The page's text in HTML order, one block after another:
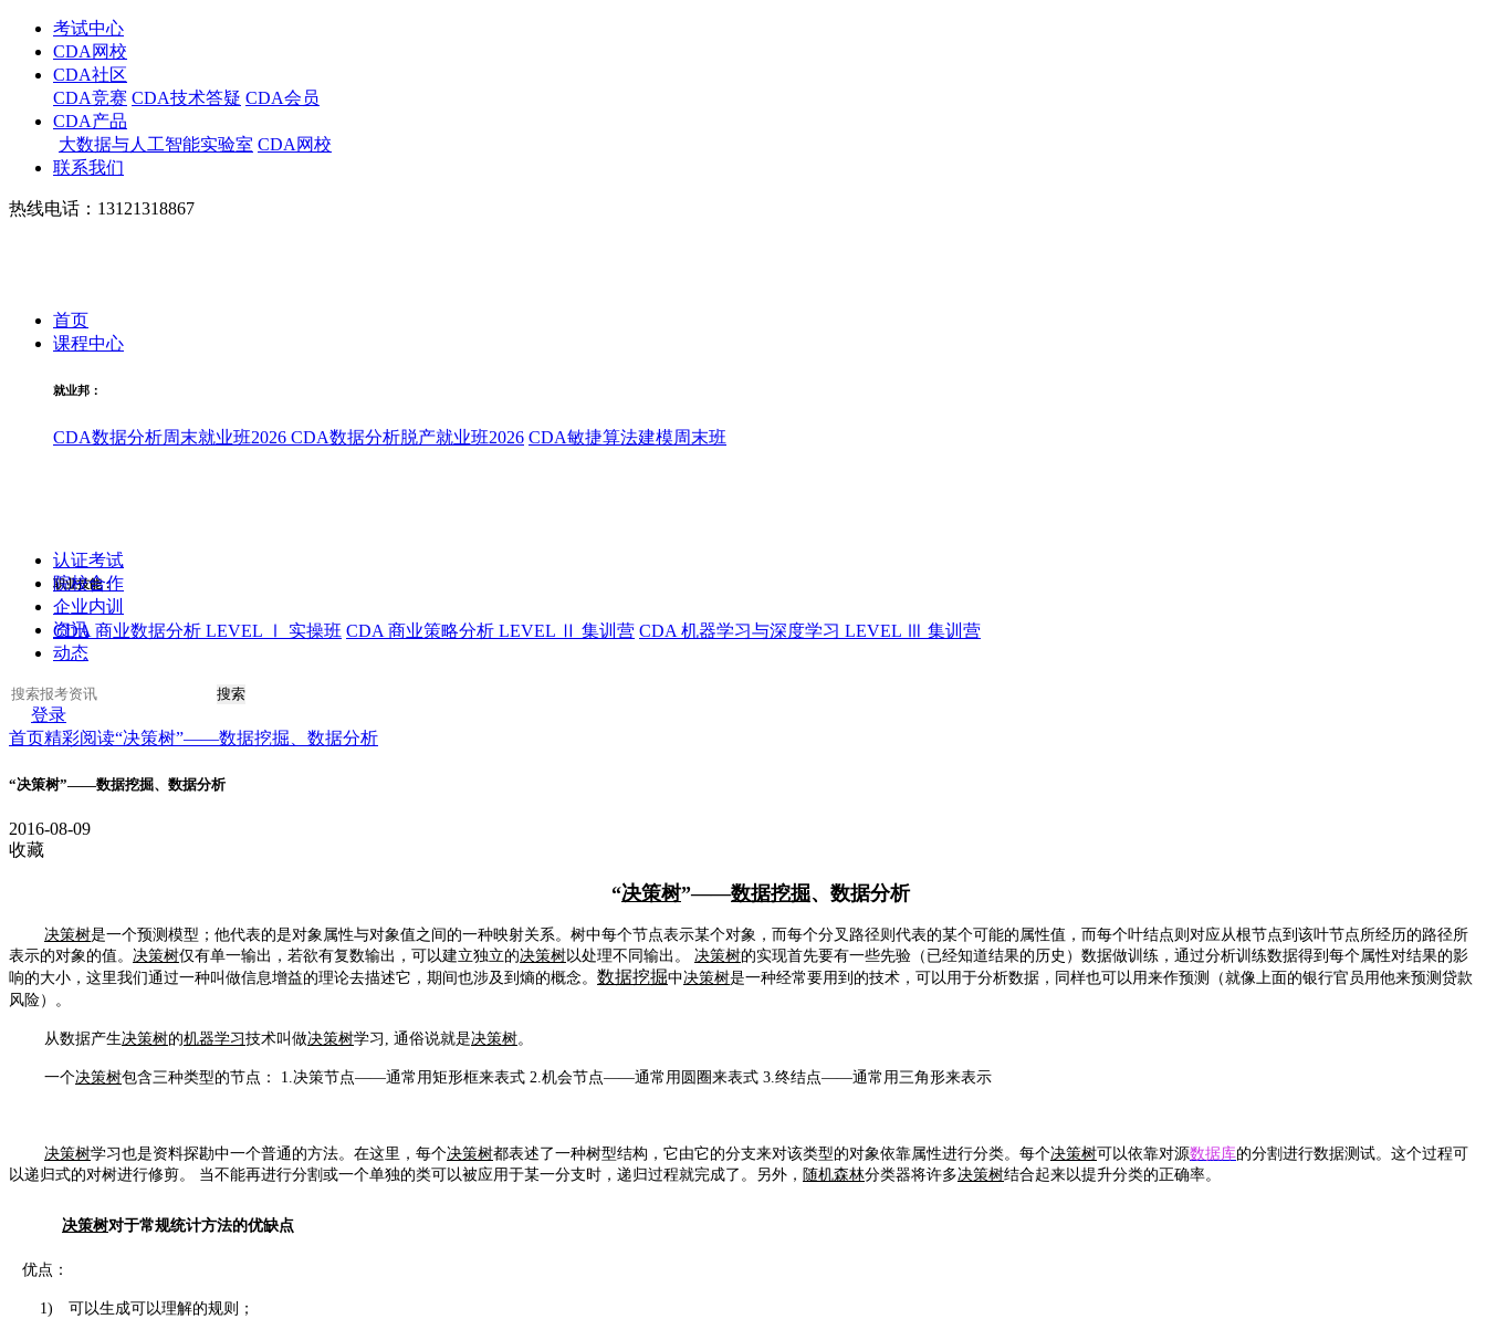
考试中心
CDA网校
CDA社区
CDA竞赛 CDA技术答疑 CDA会员
CDA产品
大数据与人工智能实验室 CDA网校
联系我们
热线电话：13121318867
首页
课程中心
就业邦：
CDA数据分析周末就业班2026 CDA数据分析脱产就业班2026 CDA敏捷算法建模周末班
职业技能：
CDA 商业数据分析 LEVEL Ⅰ 实操班 CDA 商业策略分析 LEVEL Ⅱ 集训营 CDA 机器学习与深度学习 LEVEL Ⅲ 集训营
认证考试
院校合作
企业内训
资讯
动态
搜索
登录
首页精彩阅读“决策树”——数据挖掘、数据分析
“决策树”——数据挖掘、数据分析
2016-08-09
收藏
“决策树”——数据挖掘、数据分析
决策树是一个预测模型；他代表的是对象属性与对象值之间的一种映射关系。树中每个节点表示某个对象，而每个分叉路径则代表的某个可能的属性值，而每个叶结点则对应从根节点到该叶节点所经历的路径所
表示的对象的值。 决策树仅有单一输出，若欲有复数输出，可以建立独立的决策树以处理不同输出。 决策树的实现首先要有一些先验（已经知道结果的历史）数据做训练，通过分析训练数据得到每个属性对结果的影
响的大小，这里我们通过一种叫做信息增益的理论去描述它，期间也涉及到熵的概念。 数据挖掘中决策树是一种经常要用到的技术，可以用于分析数据，同样也可以用来作预测（就像上面的银行官员用他来预测贷款
风险）。
从数据产生决策树的机器学习 技术叫做决策树学习, 通俗说就是决策树。
一个决策树包含三种类型的节点： 1.决策节点——通常用矩形框来表式 2.机会节点——通常用圆圈来表式 3.终结点——通常用三角形来表示
决策树学习也是资料探勘中一个普通的方法。在这里，每个决策树都表述了一种树型结构，它由它的分支来对该类型的对象依靠属性进行分类。每个决策树可以依靠对源数据库的分割进行数据测试。这个过程可
以递归式的对树进行修剪。 当不能再进行分割或一个单独的类可以被应用于某一分支时，递归过程就完成了。另外， 随机森林分类器将许多决策树结合起来以提升分类的正确率。
决策树对于常规统计方法的优缺点
优点：
1) 可以生成可以理解的规则；